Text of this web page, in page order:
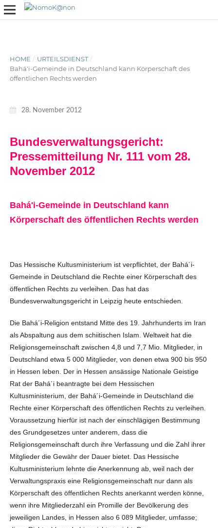
HOME / URTEILSDIENST /
Bahá'i-Gemeinde in Deutschland kann Körperschaft des
öffentlichen Rechts werden
28. November 2012
Bundesverwaltungsgericht:
Pressemitteilung Nr. 111 vom 28.
November 2012
Bahá'i-Gemeinde in Deutschland kann
Körperschaft des öffentlichen Rechts werden
Das Hessische Kultusministerium ist verpflichtet, der Bahá´i-
Gemeinde in Deutschland die Rechte einer Körperschaft des
öffentlichen Rechts zu verleihen. Das hat das
Bundesverwaltungsgericht in Leipzig heute entschieden.
Die Bahá´i-Religion entstand Mitte des 19. Jahrhunderts im Iran
als Abspaltung aus dem schiitischen Islam. Weltweit hat die
Religionsgemeinschaft zwischen 4,8 und 7,7 Mio. Mitglieder, in
Deutschland etwa 5 000 Mitglieder, von denen etwa 900 bis 950
in Hessen leben. Der in Hessen ansässige Nationale Geistige
Rat der Bahá´i beantragte bei dem Hessischen
Kultusministerium, der Bahá´i-Gemeinde in Deutschland die
Rechte einer Körperschaft des öffentlichen Rechts zu verleihen.
Voraussetzung hierfür ist nach der einschlägigen Bestimmung
des Grundgesetzes unter anderem, dass die
Religionsgemeinschaft durch ihre Verfassung und die Zahl ihrer
Mitglieder die Gewähr der Dauer bietet. Das Hessische
Kultusministerium lehnte die Anerkennung ab, weil nach der
Verwaltungspraxis eine Religionsgemeinschaft nur dann als
Körperschaft des öffentlichen Rechts anerkannt werden könne,
wenn ihre Mitgliederzahl ein Promille der Bevölkerung des
jeweiligen Landes, in Hessen also 6 089 Mitglieder, umfasse;